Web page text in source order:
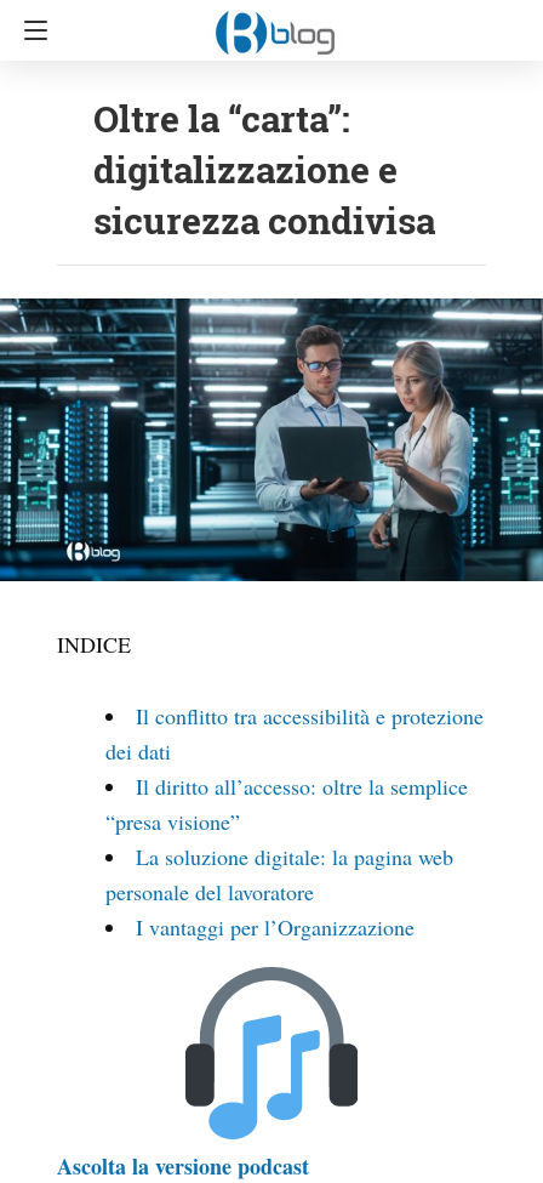
Oltre la “carta”:
digitalizzazione e
sicurezza condivisa
INDICE
Il conflitto tra accessibilità e protezione
dei dati
Il diritto all’accesso: oltre la semplice
“presa visione”
La soluzione digitale: la pagina web
personale del lavoratore
I vantaggi per l’Organizzazione
Ascolta la versione podcast